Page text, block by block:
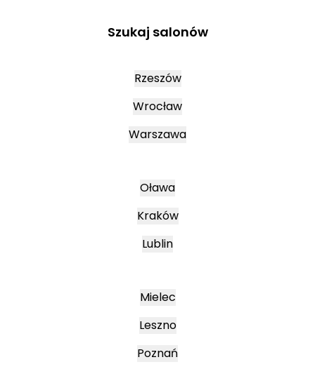
Szukaj salonów
Rzeszów
Wrocław
Warszawa
Oława
Kraków
Lublin
Mielec
Leszno
Poznań